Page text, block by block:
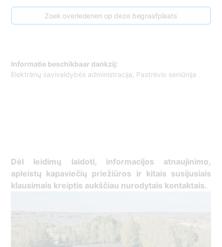
Zoek overledenen op deze begraafplaats
Informatie beschikbaar dankzij:
Elektrėnų savivaldybės administracija, Pastrėvio seniūnija
Dėl leidimų laidoti, informacijos atnaujinimo,
apleistų kapaviečių priežiūros ir kitais susijusiais
klausimais kreiptis aukščiau nurodytais kontaktais.